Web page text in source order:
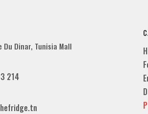
Du Dinar, Tunisia Mall
214